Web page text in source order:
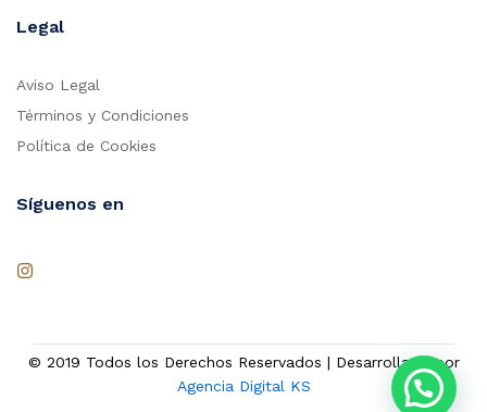
Legal
Aviso Legal
Términos y Condiciones
Política de Cookies
Síguenos en
© 2019 Todos los Derechos Reservados | Desarrollado por
Agencia Digital KS